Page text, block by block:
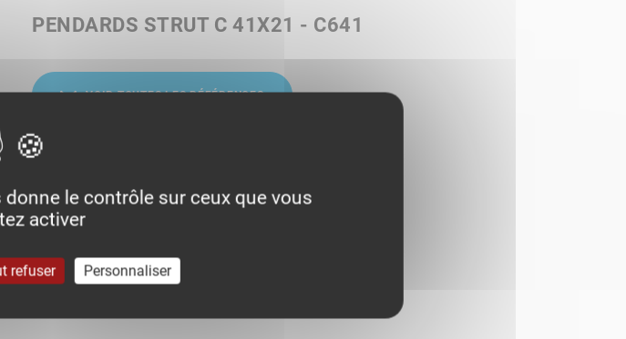
PENDARDS STRUT C 41X21 - C641
VOIR TOUTES LES RÉFÉRENCES
le contrôle sur ceux que vous
activer
refuser Personnaliser